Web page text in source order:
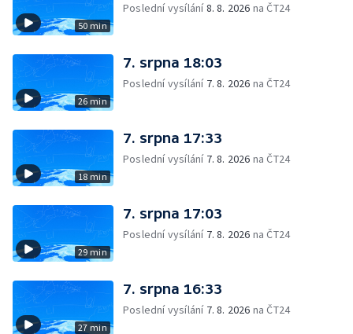
50 min
Poslední vysílání8. 8. 2026 na ČT24
26 min
7. srpna 18:03
Poslední vysílání 7. 8. 2026 na ČT24
18 min
7. srpna 17:33
Poslední vysílání 7. 8. 2026 na ČT24
29 min
7. srpna 17:03
Poslední vysílání 7. 8. 2026 na ČT24
27 min
7. srpna 16:33
Poslední vysílání 7. 8. 2026 na ČT24